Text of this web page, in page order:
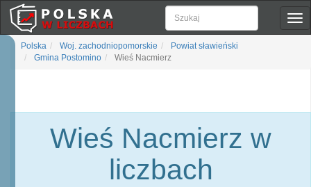
Polska Woj. zachodniopomorskie
Powiat sławieński
Gmina Postomino
Wieś Nacmierz
Wieś Nacmierz w
liczbach